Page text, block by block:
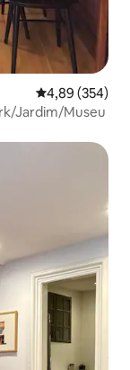
4,89 de uma
4,89 (354)
Jardim/Museu